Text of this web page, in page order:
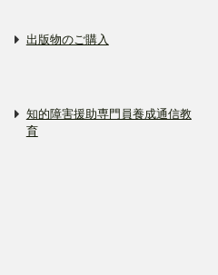
出版物のご購入
知的障害援助専門員養成通信教
育